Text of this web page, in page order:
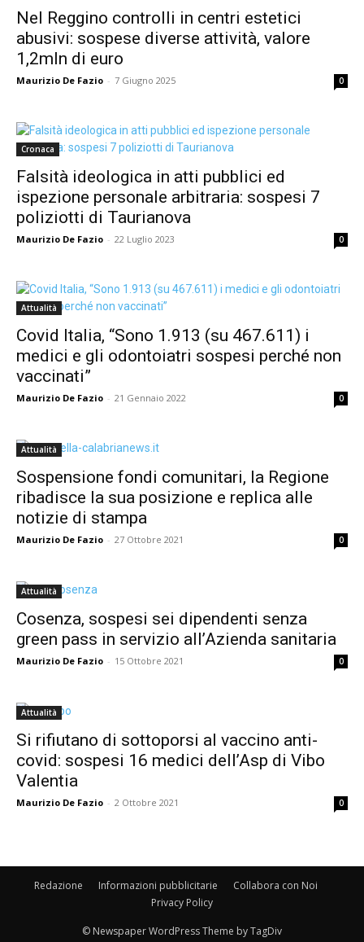
Nel Reggino controlli in centri estetici
abusivi: sospese diverse attività, valore
1,2mln di euro
Maurizio De Fazio - 7 Giugno 2025 0
Cronaca
Falsità ideologica in atti pubblici ed
ispezione personale arbitraria: sospesi 7
poliziotti di Taurianova
Maurizio De Fazio - 22 Luglio 2023 0
Attualità
Covid Italia, “Sono 1.913 (su 467.611) i
medici e gli odontoiatri sospesi perché non
vaccinati”
Maurizio De Fazio - 21 Gennaio 2022 0
Attualità
Sospensione fondi comunitari, la Regione
ribadisce la sua posizione e replica alle
notizie di stampa
Maurizio De Fazio - 27 Ottobre 2021 0
Attualità
Cosenza, sospesi sei dipendenti senza
green pass in servizio all’Azienda sanitaria
Maurizio De Fazio - 15 Ottobre 2021 0
Attualità
Si rifiutano di sottoporsi al vaccino anti-
covid: sospesi 16 medici dell’Asp di Vibo
Valentia
Maurizio De Fazio - 2 Ottobre 2021 0
Redazione Informazioni pubblicitarie
Collabora con Noi
Privacy Policy
© Newspaper WordPress Theme by TagDiv